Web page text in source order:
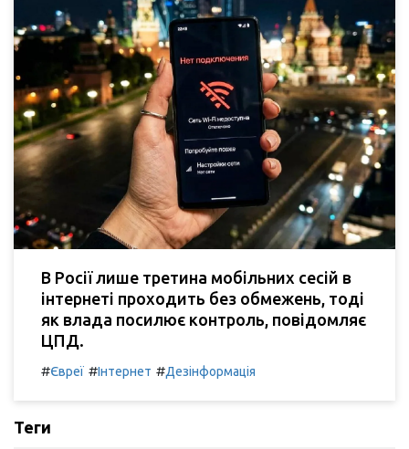
В Росії лише третина мобільних сесій в
інтернеті проходить без обмежень, тоді
як влада посилює контроль, повідомляє
ЦПД.
#Євреї #Інтернет #Дезінформація
Теги